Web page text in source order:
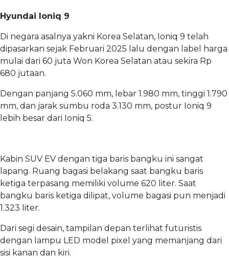
Hyundai Ioniq 9
Di negara asalnya yakni Korea Selatan, Ioniq 9 telah
dipasarkan sejak Februari 2025 lalu dengan label harga
mulai dari 60 juta Won Korea Selatan atau sekira Rp
680 jutaan.
Dengan panjang 5.060 mm, lebar 1.980 mm, tinggi 1.790
mm, dan jarak sumbu roda 3.130 mm, postur Ioniq 9
lebih besar dari Ioniq 5.
Kabin SUV EV dengan tiga baris bangku ini sangat
lapang. Ruang bagasi belakang saat bangku baris
ketiga terpasang memiliki volume 620 liter. Saat
bangku baris ketiga dilipat, volume bagasi pun menjadi
1.323 liter.
Dari segi desain, tampilan depan terlihat futuristis
dengan lampu LED model pixel yang memanjang dari
sisi kanan dan kiri.